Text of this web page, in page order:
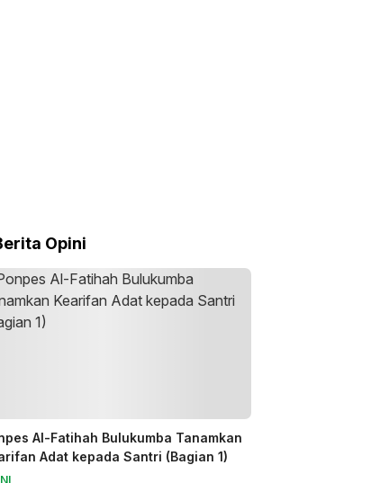
Opini
Al-Fatihah Bulukumba Tanamkan
Adat kepada Santri (Bagian 1)